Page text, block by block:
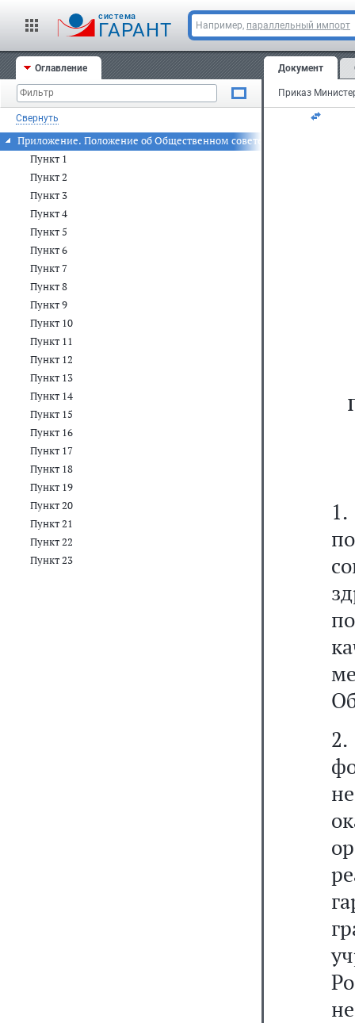
cистема
ГАРАНТ Например, параллельный импорт
Оглавление
Свернуть
Приложение. Положение об Общественном совете при
Пункт 1
Пункт 2
Пункт 3
Пункт 4
Пункт 5
Пункт 6
Пункт 7
Пункт 8
Пункт 9
Пункт 10
Пункт 11
Пункт 12
Пункт 13
Пункт 14
Пункт 15
Пункт 16
Пункт 17
Пункт 18
Пункт 19
Пункт 20
Пункт 21
Пункт 22
Пункт 23
Документ